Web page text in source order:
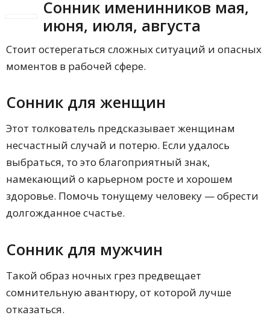
Сонник именинников мая,
июня, июля, августа
Стоит остерегаться сложных ситуаций и опасных
моментов в рабочей сфере.
Сонник для женщин
Этот толкователь предсказывает женщинам
несчастный случай и потерю. Если удалось
выбраться, то это благоприятный знак,
намекающий о карьерном росте и хорошем
здоровье. Помочь тонущему человеку — обрести
долгожданное счастье.
Сонник для мужчин
Такой образ ночных грез предвещает
сомнительную авантюру, от которой лучше
отказаться.